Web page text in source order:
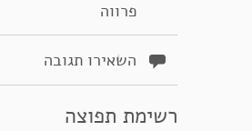
פרווה
השאירו תגובה
רשימת תפוצה